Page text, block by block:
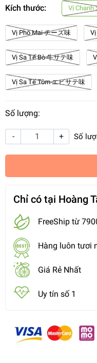
Kích thước: Vị Chanh
Vị Phô Mai チーズ味
Vị Sa Tế Bò 牛サテ味
Vị Sa Tế Tôm エビサテ味
Số lượng:
- + Số
Chỉ có tại Hoàng
FreeShip từ
Hàng luôn tươi
Giá Rẻ Nhất
Uy tín số 1